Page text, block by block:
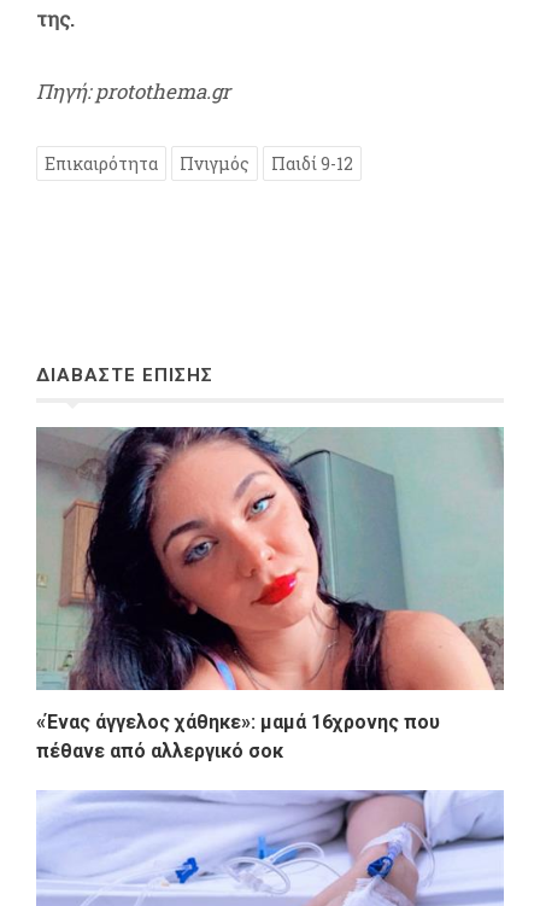
της.
Πηγή: protothema.gr
Επικαιρότητα Πνιγμός Παιδί 9-12
ΔΙΑΒΑΣΤΕ ΕΠΙΣΗΣ
«Ένας άγγελος χάθηκε»: μαμά 16χρονης που
πέθανε από αλλεργικό σοκ